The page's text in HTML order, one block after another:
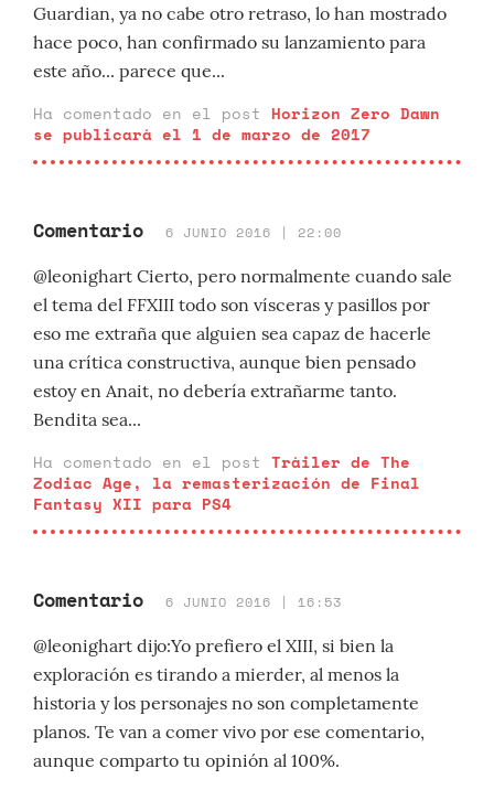
Guardian, ya no cabe otro retraso, lo han mostrado
hace poco, han confirmado su lanzamiento para
este año... parece que...
Ha comentado en el post Horizon Zero Dawn
se publicará el 1 de marzo de 2017
Comentario 6 JUNIO 2016 | 22:00
@leonighart Cierto, pero normalmente cuando sale
el tema del FFXIII todo son vísceras y pasillos por
eso me extraña que alguien sea capaz de hacerle
una crítica constructiva, aunque bien pensado
estoy en Anait, no debería extrañarme tanto.
Bendita sea...
Ha comentado en el post Tráiler de The
Zodiac Age, la remasterización de Final
Fantasy XII para PS4
Comentario 6 JUNIO 2016 | 16:53
@leonighart dijo:Yo prefiero el XIII, si bien la
exploración es tirando a mierder, al menos la
historia y los personajes no son completamente
planos. Te van a comer vivo por ese comentario,
aunque comparto tu opinión al 100%.